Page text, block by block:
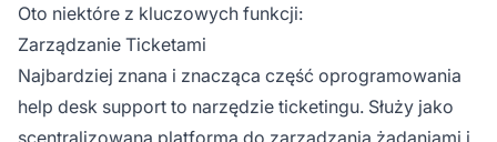
Oto niektóre z kluczowych funkcji:
Zarządzanie Ticketami
Najbardziej znana i znacząca część oprogramowania
help desk support to narzędzie ticketingu. Służy jako
scentralizowana platforma do zarządzania żądaniami i